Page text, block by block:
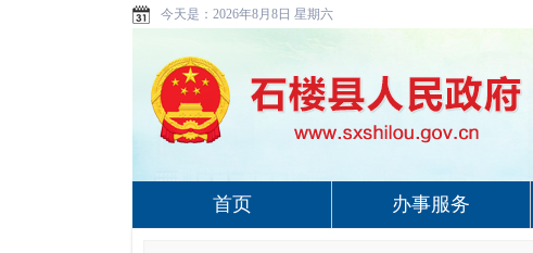
今天是： 2026年8月8日 星期六
首页 办事服务